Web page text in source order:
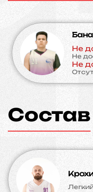
Не
Не
Не
Состав